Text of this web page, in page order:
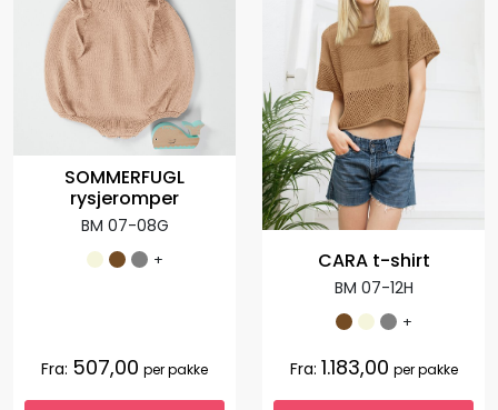
SOMMERFUGL
rysjeromper
BM 07-08G
+
Fra: 507,00 per pakke
CARA t-shirt
BM 07-12H
+
Fra: 1.183,00 per pakke